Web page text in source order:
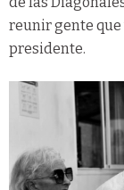
reunir gente que
presidente.